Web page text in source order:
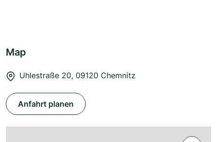
Map
Uhlestraße 20, 09120 Chemnitz
Anfahrt planen